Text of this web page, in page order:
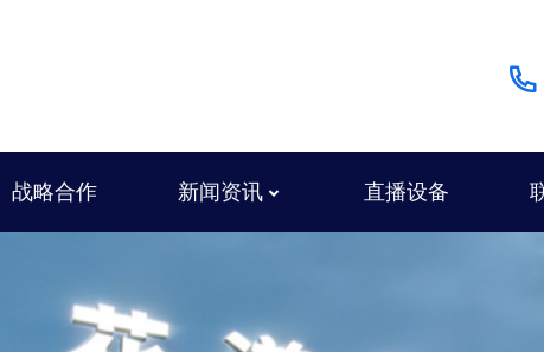
战略合作 新闻资讯 直播设备